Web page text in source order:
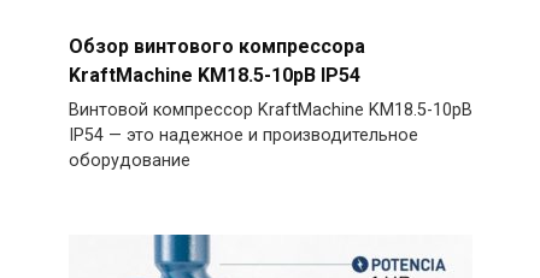
Обзор винтового компрессора
KraftMachine KM18.5-10рВ IP54
Винтовой компрессор KraftMachine KM18.5-10рВ
IP54 — это надежное и производительное
оборудование